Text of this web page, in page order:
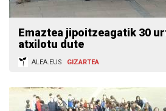
Emaztea jipoitzeagatik 30
atxilotu dute
ALEA.EUS GIZARTEA